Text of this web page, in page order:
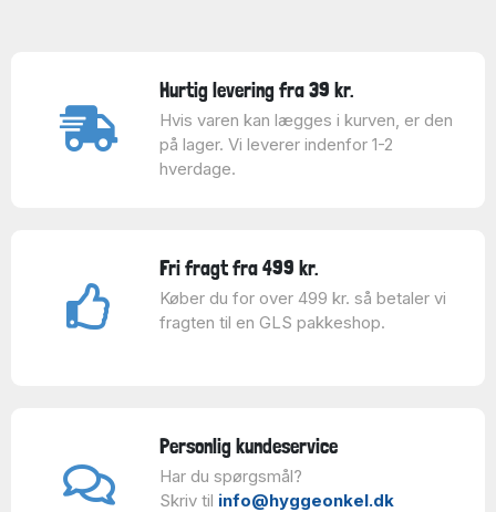
Hurtig levering fra 39 kr.
Hvis varen kan lægges i kurven, er den
på lager. Vi leverer indenfor 1-2
hverdage.
Fri fragt fra 499 kr.
Køber du for over 499 kr. så betaler vi
fragten til en GLS pakkeshop.
Personlig kundeservice
Har du spørgsmål?
Skriv til info@hyggeonkel.dk